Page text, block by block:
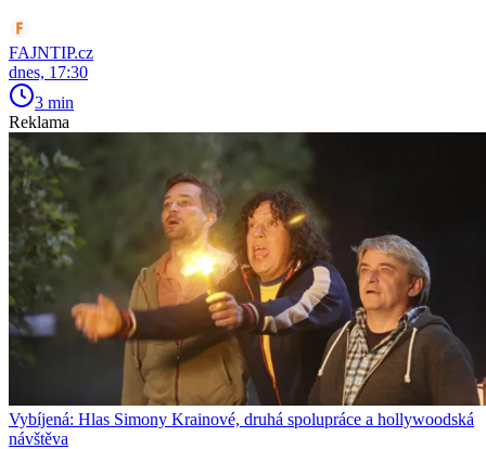
FAJNTIP.cz
dnes, 17:30
3 min
Reklama
Vybíjená: Hlas Simony Krainové, druhá spolupráce a hollywoodská
návštěva